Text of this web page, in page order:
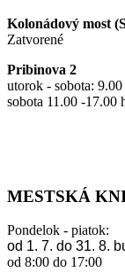
Kolonádový most
Zatvorené
Pribinova 2
utorok - sobota:
sobota 11.00 -17.00
MESTSKÁ
Pondelok - piatok:
od 1. 7. do 31. 8.
od 8:00 do 17:00